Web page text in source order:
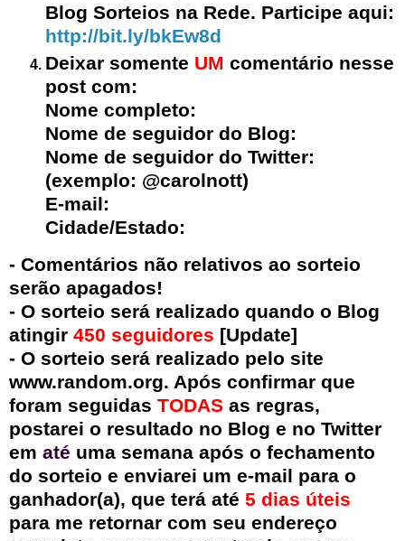
Blog Sorteios na Rede. Participe aqui:
http://bit.ly/bkEw8d
Deixar somente UM comentário nesse
post com:
Nome completo:
Nome de seguidor do Blog:
Nome de seguidor do Twitter:
(exemplo: @carolnott)
E-mail:
Cidade/Estado:
- Comentários não relativos ao sorteio
serão apagados!
- O sorteio será realizado quando o Blog
atingir 450 seguidores [Update]
- O sorteio será realizado pelo site
www.random.org. Após confirmar que
foram seguidas TODAS as regras,
postarei o resultado no Blog e no Twitter
em até uma semana após o fechamento
do sorteio e enviarei um e-mail para o
ganhador(a), que terá até 5 dias úteis
para me retornar com seu endereço